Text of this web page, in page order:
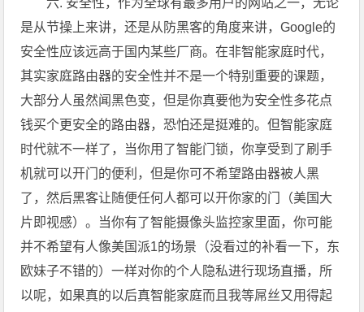
六. 安全性，作为全球有最多用户的网站之一，无论
是从节操上来讲，还是从防黑客的角度来讲，Google的
安全性应该远高于国内某些厂商。在非智能家庭时代，
其实家庭路由器的安全性并不是一个特别重要的课题，
大部分人虽然闻黑色变，但是你真要他为安全性多花点
钱买个更安全的路由器，恐怕还是挺难的。但智能家庭
时代就不一样了，当你用了智能门锁，你享受到了刷手
机就可以开门的便利，但是你可不希望路由器被人黑
了，然后黑客让随便任何人都可以开你家的门（美国大
片即视感）。当你有了智能摄像头监控家里面，你可能
并不希望有人像美国派1的场景（没看过的补看一下，东
欧妹子不错的）一样对你的个人隐私进行现场直播，所
以呢，如果真的以后真智能家庭而且我等屌丝又用得起